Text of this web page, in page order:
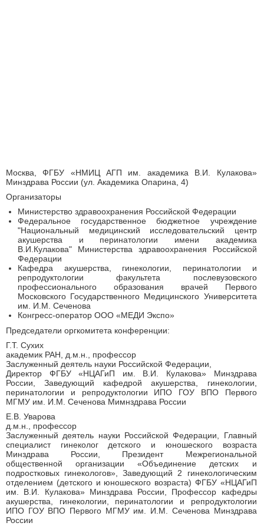
Москва, ФГБУ «НМИЦ АГП им. академика В.И. Кулакова»
Минздрава России (ул. Академика Опарина, 4)
Организаторы
Министерство здравоохранения Российской Федерации
Федеральное государственное бюджетное учреждение
"Национальный медицинский исследовательский центр
акушерства и перинатологии имени академика
В.И.Кулакова" Министерства здравоохранения Российской
Федерации
Кафедра акушерства, гинекологии, перинатологии и
репродуктологии факультета послевузовского
профессионального образования врачей Первого
Московского Государственного Медицинского Университета
им. И.М. Сеченова
Конгресс-оператор ООО «МЕДИ Экспо»
Председатели оргкомитета конференции:
Г.Т. Сухих
академик РАН, д.м.н., профессор
Заслуженный деятель науки Российской Федерации,
Директор ФГБУ «НЦАГиП им. В.И. Кулакова» Минздрава
России, Заведующий кафедрой акушерства, гинекологии,
перинатологии и репродуктологии ИПО ГОУ ВПО Первого
МГМУ им. И.М. Сеченова Мимнздрава России
Е.В. Уварова
д.м.н., профессор
Заслуженный деятель науки Российской Федерации, Главный
специалист гинеколог детского и юношеского возраста
Минздрава России, Президент Межрегиональной
общественной организации «Объединение детских и
подростковых гинекологов», Заведующий 2 гинекологическим
отделением (детского и юношеского возраста) ФГБУ «НЦАГиП
им. В.И. Кулакова» Минздрава России, Профессор кафедры
акушерства, гинекологии, перинатологии и репродуктологии
ИПО ГОУ ВПО Первого МГМУ им. И.М. Сеченова Минздрава
России